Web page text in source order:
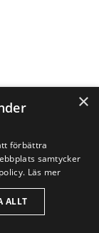
Östervåla
finns flera
×
förbättra
samtycker
Läs mer
ALLT